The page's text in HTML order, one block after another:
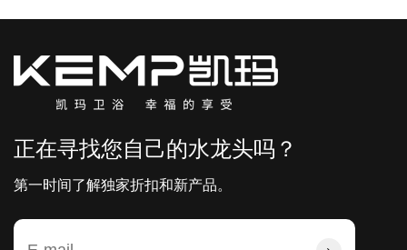
正在寻找您自己的水龙头吗？
第一时间了解独家折扣和新产品。